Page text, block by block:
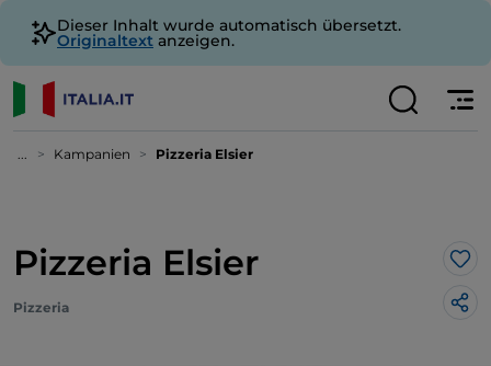
Dieser Inhalt wurde automatisch übersetzt.
Originaltext anzeigen.
... Kampanien Pizzeria Elsier
Pizzeria Elsier
Pizzeria